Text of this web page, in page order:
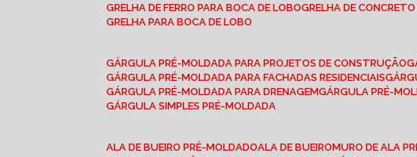
GRELHA DE FERRO PARA BOCA DE LOBO
GRELHA DE
GRELHA PARA BOCA DE LOBO
GÁRGULA PRÉ-MOLDADA PARA PROJETOS DE CONSTRUÇÃO
GÁRGULA PRÉ-MOLDADA PARA FACHADAS RESIDENCIAIS
GÁRGULA PRÉ-MOLDADA PARA DRENAGEM
GÁRGULA PRÉ-
GÁRGULA SIMPLES PRÉ-MOLDADA
ALA DE BUEIRO PRÉ-MOLDADO ALA DE BUEIRO MURO DE ALA